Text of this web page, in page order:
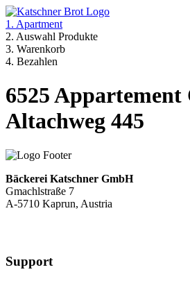
1. Apartment
2. Auswahl Produkte
3. Warenkorb
4. Bezahlen
6525 Appartement
Altachweg 445
Bäckerei Katschner GmbH
Gmachlstraße 7
A-5710 Kaprun, Austria
Support